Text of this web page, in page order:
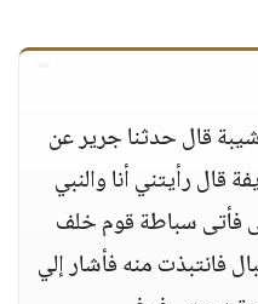
قال حدثنا جرير عن
رأيتني أنا والنبي
فأتى سباطة قوم خلف
فانتبذت منه فأشار إلي